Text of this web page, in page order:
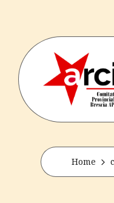
content
a
r
c
senza
perdere
tenerezza
Home